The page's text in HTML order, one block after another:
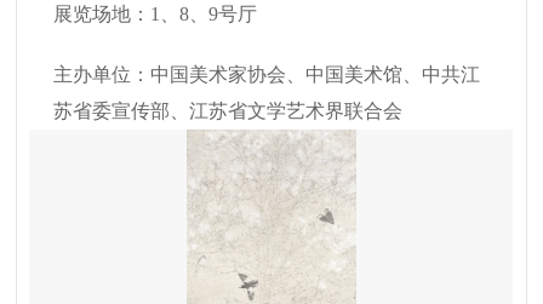
展览场地： 1、8、9号厅
主办单位： 中国美术家协会、中国美术馆、中共江
苏省委宣传部、江苏省文学艺术界联合会